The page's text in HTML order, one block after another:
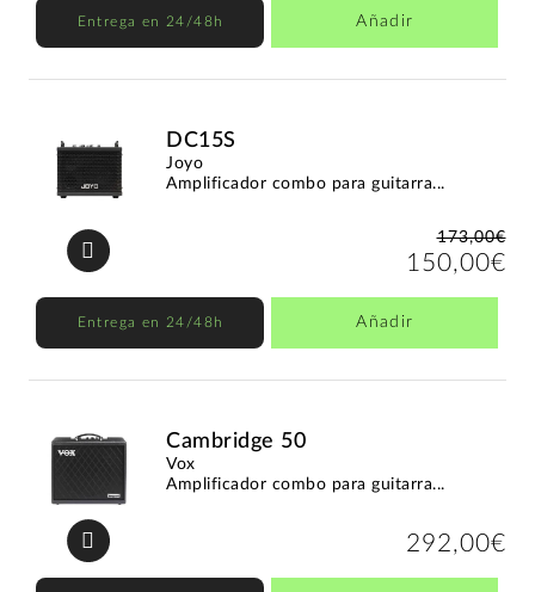
Entrega en 24/48h Añadir
DC15S
Joyo
Amplificador combo para guitarra...
173,00€
150,00€
Entrega en 24/48h Añadir
Cambridge 50
Vox
Amplificador combo para guitarra...
292,00€